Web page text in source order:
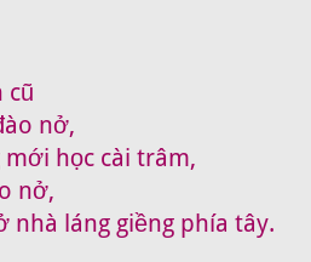
cũ
nở,
học cài trâm,
nở,
nhà láng giềng phía tây.